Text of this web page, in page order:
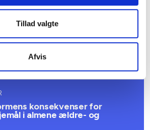
Tillad valgte
Afvis
i plejeboliger ved
konsekvenser for
i almene ældre- og